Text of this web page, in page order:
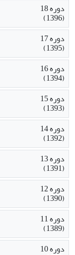
دوره 18
(1396)
دوره 17
(1395)
دوره 16
(1394)
دوره 15
(1393)
دوره 14
(1392)
دوره 13
(1391)
دوره 12
(1390)
دوره 11
(1389)
دوره 10